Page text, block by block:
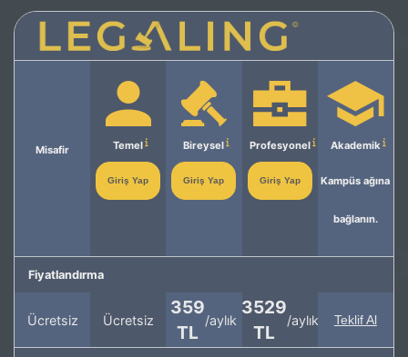
Misafir Temel
Giriş Yap
Bireysel
Giriş Yap
Profesyonel
Giriş Yap
Akademik
Kampüs ağına
bağlanın.
Fiyatlandırma
Ücretsiz Ücretsiz
359
TL
/aylık
3529
TL
/aylık Teklif Al